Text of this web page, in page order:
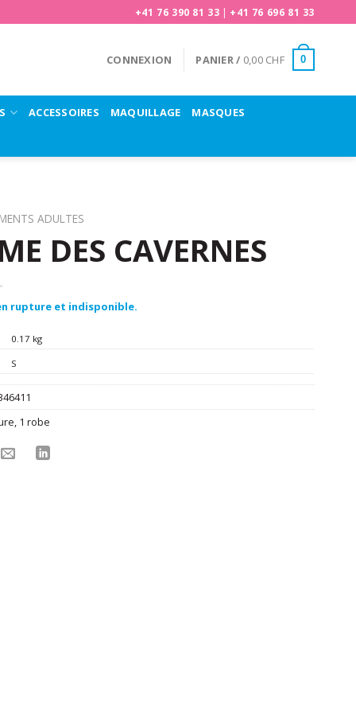
+41 76 390 81 33 | +41 76 696 81 33
CONNEXION PANIER / 0,00 CHF 0
ACCESSOIRES MAQUILLAGE MASQUES
ADULTES
DES CAVERNES
rupture et indisponible.
0.17 kg
S
1 robe